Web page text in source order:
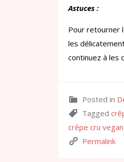
Astuces :
Pour retourner
les
continuez à les
Posted in
Tagged
crêpe cru vegan
Permalink